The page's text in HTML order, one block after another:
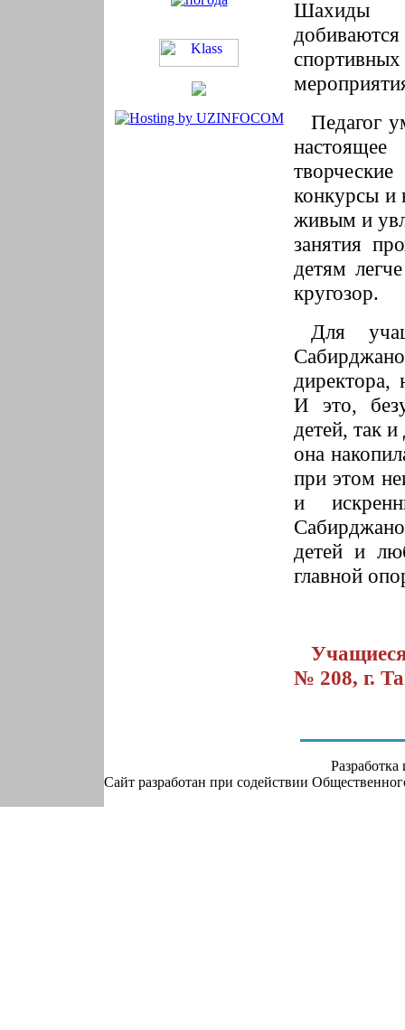
Шахиды
Педагог
конкурсы и
живым и
занятия
детям
кругозор.
Для
И это,
детей, так
она
при этом
и
детей и
главной
№ 208, г.
Сайт разработан при содействии